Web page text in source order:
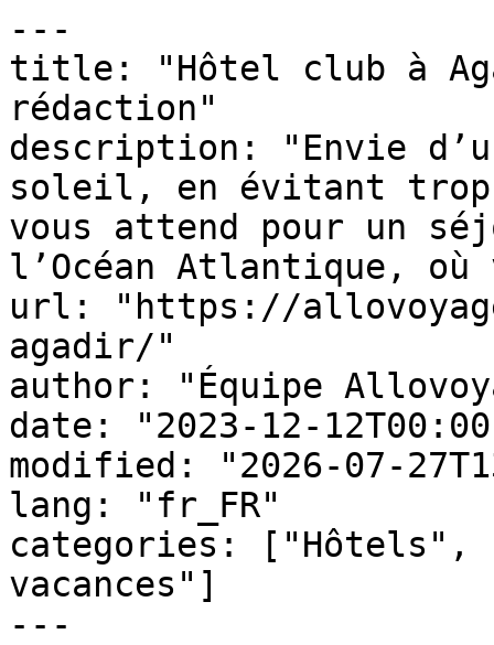
---
title: "Hôtel club à
rédaction"
description: "Envie
soleil, en évitant trop
vous attend pour un
l’Océan Atlantique, où
url: "https://
agadir/"
author: "Équipe
date: "2023-12-
modified: "2026-07-
lang: "fr_FR"
categories: ["Hôtels",
vacances"]
---